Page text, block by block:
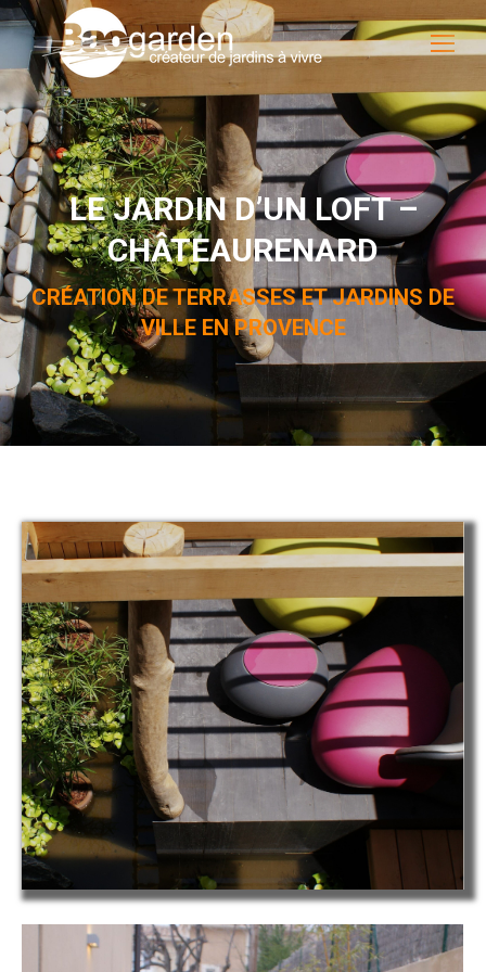
LE JARDIN D’UN LOFT –
CHÂTEAURENARD
CRÉATION DE TERRASSES ET JARDINS DE
VILLE EN PROVENCE